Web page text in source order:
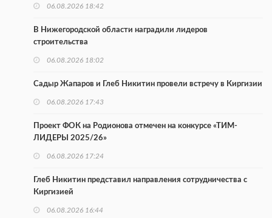
06.08.2026 18:42
В Нижегородской области наградили лидеров
строительства
06.08.2026 18:02
Садыр Жапаров и Глеб Никитин провели встречу в Киргизии
06.08.2026 17:43
Проект ФОК на Родионова отмечен на конкурсе «ТИМ-
ЛИДЕРЫ 2025/26»
06.08.2026 17:24
Глеб Никитин представил направления сотрудничества с
Киргизией
06.08.2026 16:44